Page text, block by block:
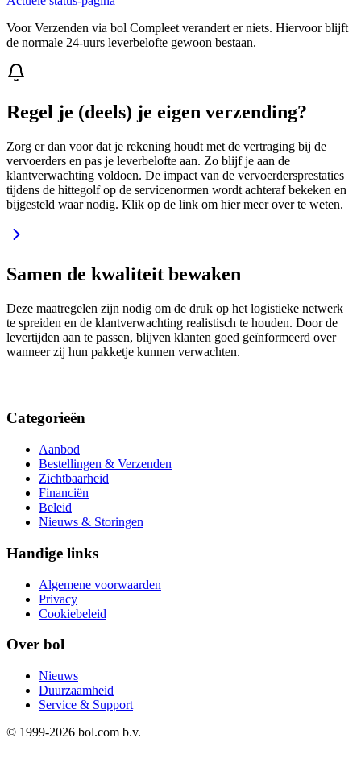
Voor Verzenden via bol Compleet verandert er niets. Hiervoor blijft
de normale 24-uurs leverbelofte gewoon bestaan.
Regel je (deels) je eigen verzending?
Zorg er dan voor dat je rekening houdt met de vertraging bij de
vervoerders en pas je leverbelofte aan. Zo blijf je aan de
klantverwachting voldoen. De impact van de vervoerdersprestaties
tijdens de hittegolf op de servicenormen wordt achteraf bekeken en
bijgesteld waar nodig. Klik op de link om hier meer over te weten.
Samen de kwaliteit bewaken
Deze maatregelen zijn nodig om de druk op het logistieke netwerk
te spreiden en de klantverwachting realistisch te houden. Door de
levertijden aan te passen, blijven klanten goed geïnformeerd over
wanneer zij hun pakketje kunnen verwachten.
Categorieën
Aanbod
Bestellingen & Verzenden
Zichtbaarheid
Financiën
Beleid
Nieuws & Storingen
Handige links
Algemene voorwaarden
Privacy
Cookiebeleid
Over bol
Nieuws
Duurzaamheid
Service & Support
© 1999-2026 bol.com b.v.